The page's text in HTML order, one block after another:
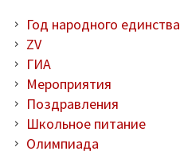
Год народного единства
ZV
ГИА
Мероприятия
Поздравления
Школьное питание
Олимпиада